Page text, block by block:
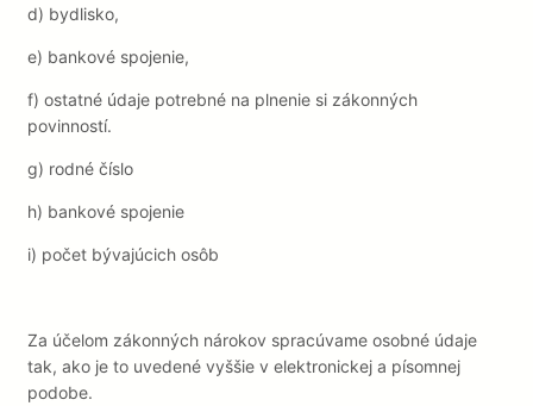
d) bydlisko,
e) bankové spojenie,
f) ostatné údaje potrebné na plnenie si zákonných
povinností.
g) rodné číslo
h) bankové spojenie
i) počet bývajúcich osôb
Za účelom zákonných nárokov spracúvame osobné údaje
tak, ako je to uvedené vyššie v elektronickej a písomnej
podobe.